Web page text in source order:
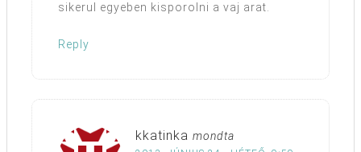
sikerul egyeben kisporolni a vaj arat.
Reply
kkatinka mondta